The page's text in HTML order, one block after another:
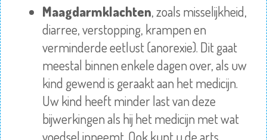
Maagdarmklachten, zoals misselijkheid,
diarree, verstopping, krampen en
verminderde eetlust (anorexie). Dit gaat
meestal binnen enkele dagen over, als uw
kind gewend is geraakt aan het medicijn.
Uw kind heeft minder last van deze
bijwerkingen als hij het medicijn met wat
voedsel inneemt. Ook kunt u de arts